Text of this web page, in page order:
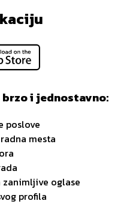
i jednostavno:
poslove
mesta
oglase
profila